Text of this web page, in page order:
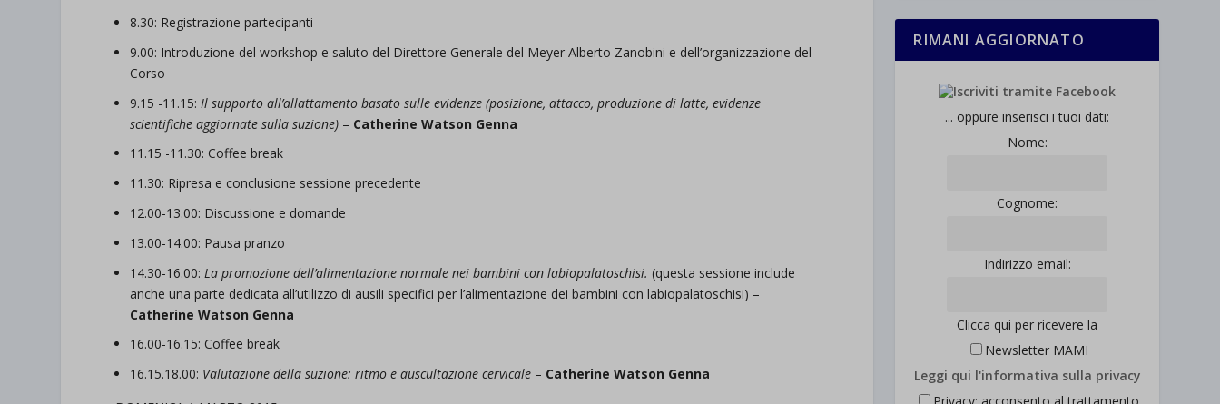
8.30: Registrazione partecipanti
9.00: Introduzione del workshop e saluto del Direttore Generale del Meyer Alberto Zanobini e dell’organizzazione del
Corso
9.15 -11.15: Il supporto all’allattamento basato sulle evidenze (posizione, attacco, produzione di latte, evidenze
scientifiche aggiornate sulla suzione) – Catherine Watson Genna
11.15 -11.30: Coffee break
11.30: Ripresa e conclusione sessione precedente
12.00-13.00: Discussione e domande
13.00-14.00: Pausa pranzo
14.30-16.00: La promozione dell’alimentazione normale nei bambini con labiopalatoschisi. (questa sessione include
anche una parte dedicata all’utilizzo di ausili specifici per l’alimentazione dei bambini con labiopalatoschisi) –
Catherine Watson Genna
16.00-16.15: Coffee break
16.15.18.00: Valutazione della suzione: ritmo e auscultazione cervicale – Catherine Watson Genna
RIMANI AGGIORNATO
... oppure inserisci i tuoi dati:
Nome:
Cognome:
Indirizzo email:
Clicca qui per ricevere la
Newsletter MAMI
Leggi qui l'informativa sulla privacy